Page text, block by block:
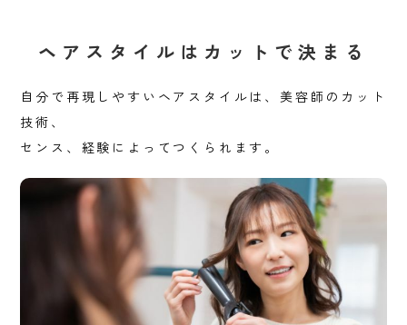
ヘアスタイルはカットで決まる
自分で再現しやすいヘアスタイルは、美容師のカット
技術、
センス、経験によってつくられます。